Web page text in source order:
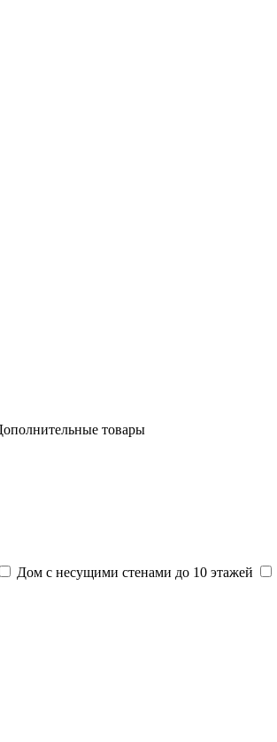
товары
Дом с несущими стенами до 10 этажей